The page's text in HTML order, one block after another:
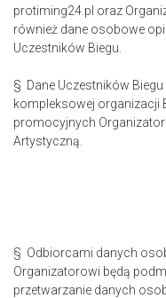
protiming24.pl oraz
również dane osobowe
Uczestników Biegu.
§ Dane Uczestników
kompleksowej organizacji
promocyjnych
Artystyczną.
§ Odbiorcami danych
Organizatorowi będą
przetwarzanie danych